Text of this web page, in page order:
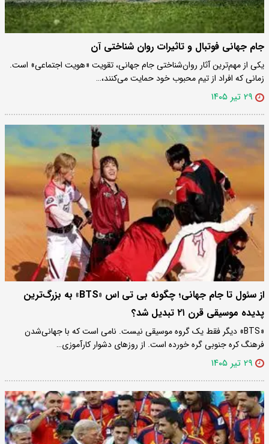
جام جهانی فوتبال و تاثیرات روان شناختی آن
یکی از مهم‌ترین آثار روان‌شناختی جام جهانی، تقویت «هویت اجتماعی» است.
زمانی که افراد از تیم محبوب خود حمایت می‌کنند،…
۲۹ تیر ۱۴۰۵
از سئول تا جام جهانی؛ چگونه بی تی اس «BTS» به بزرگ‌ترین
پدیده موسیقی قرن ۲۱ تبدیل شد؟
«BTS» دیگر فقط یک گروه موسیقی نیست. نامی است که با جهانی‌شدن
فرهنگ کره جنوبی گره خورده است. از روزهای دشوار کارآموزی…
۲۹ تیر ۱۴۰۵